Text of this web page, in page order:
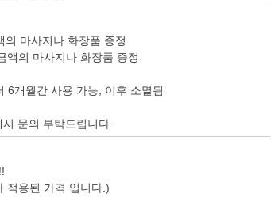
마사지나 화장품 증정
액의 마사지나 화장품 증정
6개월간 사용 가능, 이후 소멸됨
문의 부탁드립니다.
적용된 가격 입니다.)